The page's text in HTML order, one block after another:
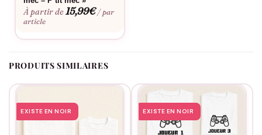
Consultez notre guide des tailles
Envie d’une touche personnelle ? Découvrez notre
des petites aventurières. Finitions soignées pour un rendu
À partir de15,99€ / par
article
PRODUITS SIMILAIRES
EXISTE EN NOIR EXISTE EN NOIR